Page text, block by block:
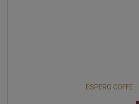
ESPERO COFFE